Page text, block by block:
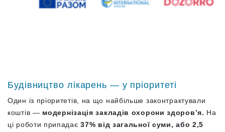
Будівництво лікарень — у пріоритеті
Один із пріоритетів, на що найбільше законтрактували
коштів — модернізація закладів охорони здоров’я. На
ці роботи припадає37% від загальної суми, або 2,5